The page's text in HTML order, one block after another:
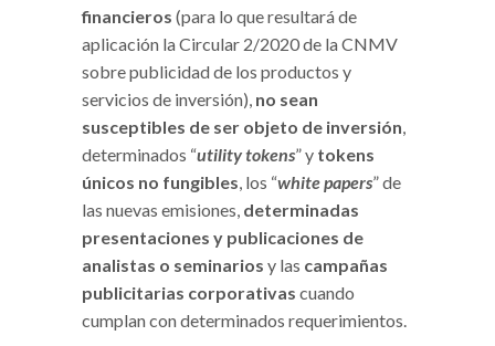
financieros (para lo que resultará de
aplicación la Circular 2/2020 de la CNMV
sobre publicidad de los productos y
servicios de inversión), no sean
susceptibles de ser objeto de inversión,
determinados “utility tokens” y tokens
únicos no fungibles, los “white papers” de
las nuevas emisiones, determinadas
presentaciones y publicaciones de
analistas o seminarios y las campañas
publicitarias corporativas cuando
cumplan con determinados requerimientos.